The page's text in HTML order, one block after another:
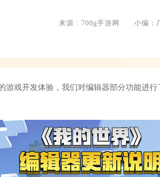
来源 : 700g手游网 小编：
游戏开发体验，我们对编辑器部分功能进